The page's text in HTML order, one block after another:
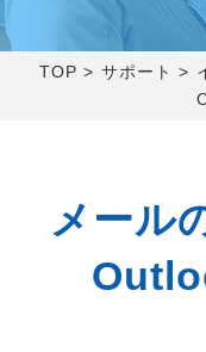
センター情報
障害メンテナン
お問い合わせ
0238-24-
営業時間 9:00～
TOP > サポート >
メール